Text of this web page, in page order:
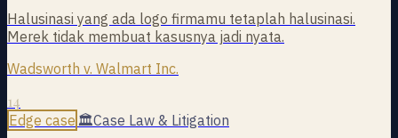
Halusinasi yang ada logo firmamu tetaplah halusinasi.
Merek tidak membuat kasusnya jadi nyata.
Wadsworth v. Walmart Inc.
14
Edge case 🏛Case Law & Litigation